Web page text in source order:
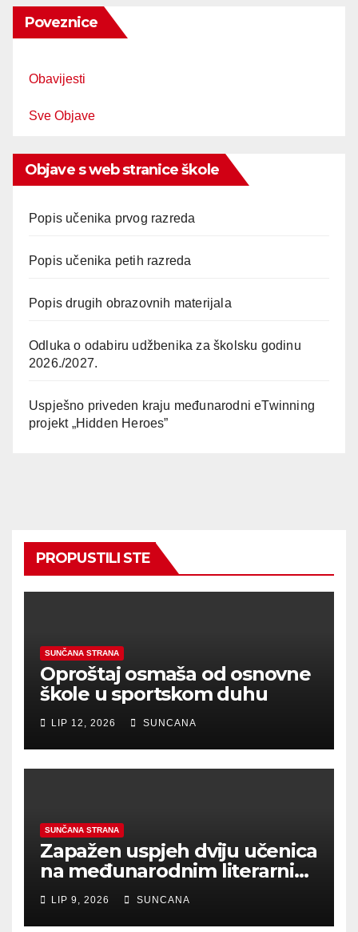
Poveznice
Obavijesti
Sve Objave
Objave s web stranice škole
Popis učenika prvog razreda
Popis učenika petih razreda
Popis drugih obrazovnih materijala
Odluka o odabiru udžbenika za školsku godinu
2026./2027.
Uspješno priveden kraju međunarodni eTwinning
projekt „Hidden Heroes”
PROPUSTILI STE
SUNČANA STRANA
Oproštaj osmaša od osnovne
škole u sportskom duhu
LIP 12, 2026 SUNCANA
SUNČANA STRANA
Zapažen uspjeh dviju učenica
na međunarodnim literarnim
natječajima
LIP 9, 2026 SUNCANA